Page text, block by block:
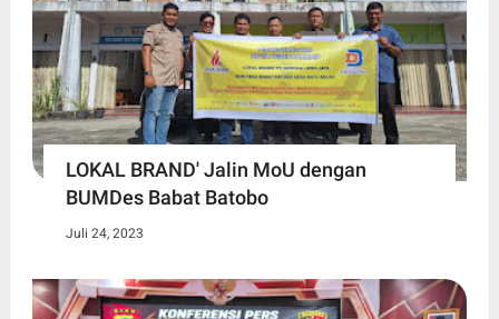
LOKAL BRAND' Jalin MoU dengan
BUMDes Babat Batobo
Juli 24, 2023